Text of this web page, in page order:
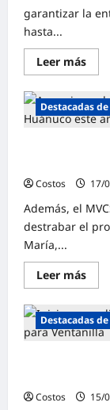
garantizar la
hasta...
Leer más
Destacadas
Costos
17/
Además, el
destrabar el
María,...
Leer más
Destacadas
Costos
15/